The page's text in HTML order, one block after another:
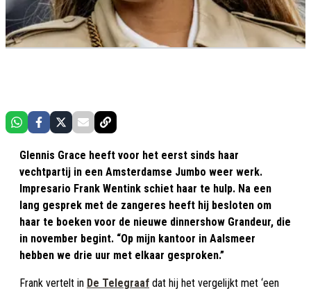
Glennis Grace heeft voor het eerst sinds haar
vechtpartij in een Amsterdamse Jumbo weer werk.
Impresario Frank Wentink schiet haar te hulp. Na een
lang gesprek met de zangeres heeft hij besloten om
haar te boeken voor de nieuwe dinnershow Grandeur, die
in november begint. “Op mijn kantoor in Aalsmeer
hebben we drie uur met elkaar gesproken.”
Frank vertelt in De Telegraaf dat hij het vergelijkt met ‘een